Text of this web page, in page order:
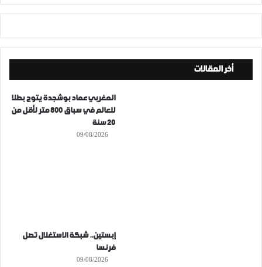
أخر المقالات
المغربي عماد بوشجدة يتوج بطلا
للعالم في سباق 800 متر لأقل من
20 سنة
09/08/2026
إبستين.. شبكة الاستغلال تصل
فرنسا
09/08/2026